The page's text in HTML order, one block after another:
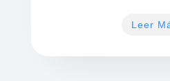
Leer